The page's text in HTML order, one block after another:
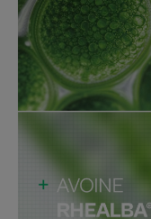
Textuur
Geur van de inhoud
Zonder parfum